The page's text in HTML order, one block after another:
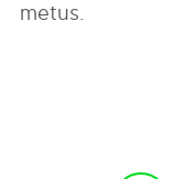
metus.